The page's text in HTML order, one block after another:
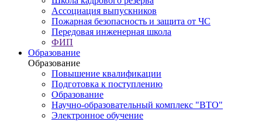
Ассоциация выпускников
Пожарная безопасность и защита от ЧС
Передовая инженерная школа
ФИП
Образование
Образование
Повышение квалификации
Подготовка к поступлению
Образование
Научно-образовательный комплекс "ВТО"
Электронное обучение